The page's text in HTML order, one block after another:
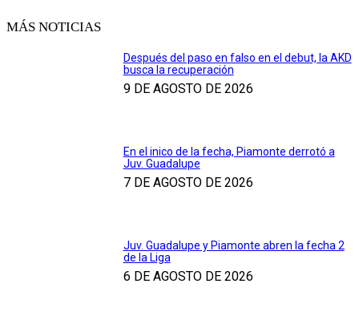
MÁS NOTICIAS
Después del paso en falso en el debut, la AKD
busca la recuperación
9 DE AGOSTO DE 2026
En el inico de la fecha, Piamonte derrotó a
Juv. Guadalupe
7 DE AGOSTO DE 2026
Juv. Guadalupe y Piamonte abren la fecha 2
de la Liga
6 DE AGOSTO DE 2026